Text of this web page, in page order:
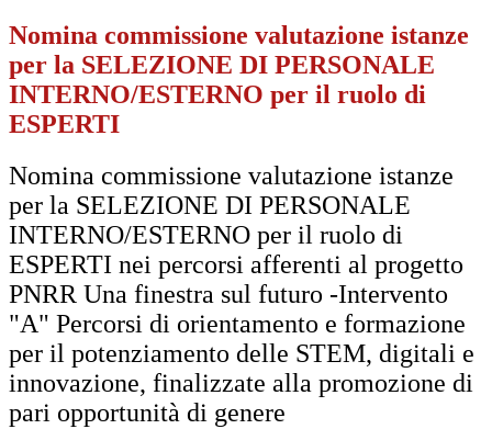
Nomina commissione valutazione istanze
per la SELEZIONE DI PERSONALE
INTERNO/ESTERNO per il ruolo di
ESPERTI
Nomina commissione valutazione istanze
per la SELEZIONE DI PERSONALE
INTERNO/ESTERNO per il ruolo di
ESPERTI nei percorsi afferenti al progetto
PNRR Una finestra sul futuro -Intervento
"A" Percorsi di orientamento e formazione
per il potenziamento delle STEM, digitali e
innovazione, finalizzate alla promozione di
pari opportunità di genere